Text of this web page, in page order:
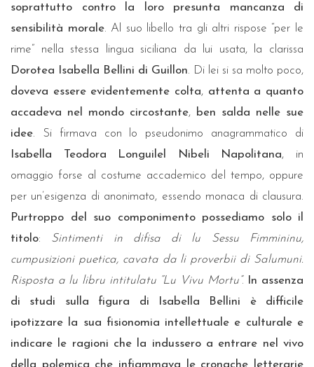
soprattutto contro la loro presunta mancanza di
sensibilità morale. Al suo libello tra gli altri rispose “per le
rime” nella stessa lingua siciliana da lui usata, la clarissa
Dorotea Isabella Bellini di Guillon. Di lei si sa molto poco,
doveva essere evidentemente colta, attenta a quanto
accadeva nel mondo circostante, ben salda nelle sue
idee. Si firmava con lo pseudonimo anagrammatico di
Isabella Teodora Longuilel Nibeli Napolitana, in
omaggio forse al costume accademico del tempo, oppure
per un’esigenza di anonimato, essendo monaca di clausura.
Purtroppo del suo componimento possediamo solo il
titolo: Sintimenti in difisa di lu Sessu Fimmininu,
cumpusizioni puetica, cavata da li proverbii di Salumuni.
Risposta a lu libru intitulatu “Lu Vivu Mortu”.
In assenza
di studi sulla figura di Isabella Bellini è difficile
ipotizzare la sua fisionomia intellettuale e culturale e
indicare le ragioni che la indussero a entrare nel vivo
della polemica che infiammava le cronache letterarie